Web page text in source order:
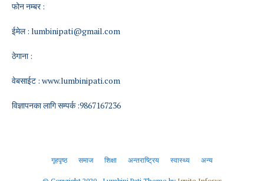
फोन नम्बर :
ईमेल : lumbinipati@gmail.com
ठेगाना :
वेबसाईट : www.lumbinipati.com
विज्ञापनका लागि सम्पर्क :9867167236
गृहपृष्ठ समाज शिक्षा अन्तराष्ट्रिय स्वास्थ्य अन्य